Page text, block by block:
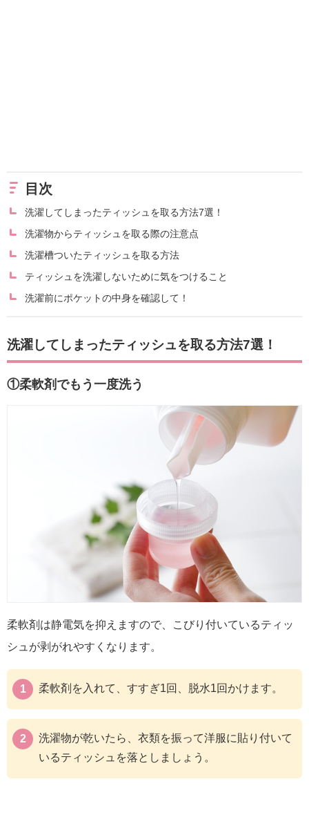
目次
洗濯してしまったティッシュを取る方法7選！
洗濯物からティッシュを取る際の注意点
洗濯槽ついたティッシュを取る方法
ティッシュを洗濯しないために気をつけること
洗濯前にポケットの中身を確認して！
洗濯してしまったティッシュを取る方法7選！
①柔軟剤でもう一度洗う
柔軟剤は静電気を抑えますので、こびり付いているティッ
シュが剥がれやすくなります。
柔軟剤を入れて、すすぎ1回、脱水1回かけます。
洗濯物が乾いたら、衣類を振って洋服に貼り付いて
いるティッシュを落としましょう。